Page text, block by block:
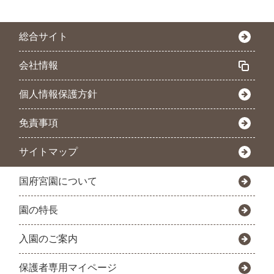
総合サイト
会社情報
個人情報保護方針
免責事項
サイトマップ
国府宮園について
園の特長
入園のご案内
保護者専用マイページ